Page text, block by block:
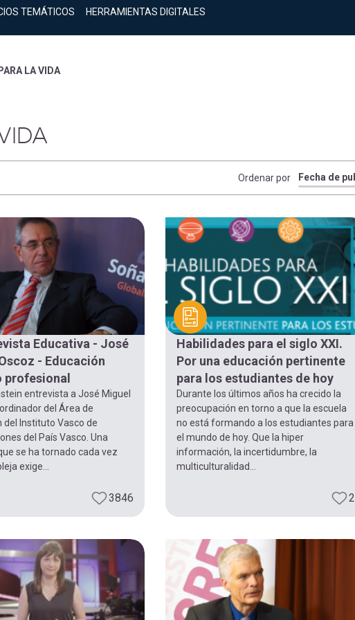
TEMÁTICOS HERRAMIENTAS DIGITALES
LA VIDA
Ordenar por
Educativa - José
- Educación
profesional
entrevista a José Miguel
del Área de
del Instituto Vasco de
del País Vasco. Una
se ha tornado cada vez
exige...
3846
Habilidades para el siglo XXI.
Por una educación pertinente
para los estudiantes de hoy
Durante los últimos años ha crecido la
preocupación en torno a que la escuela
no está formando a los estudiantes para
el mundo de hoy. Que la hiper
información, la incertidumbre, la
multiculturalidad...
2